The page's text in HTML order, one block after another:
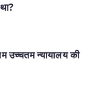
उच्चतम न्यायालय की